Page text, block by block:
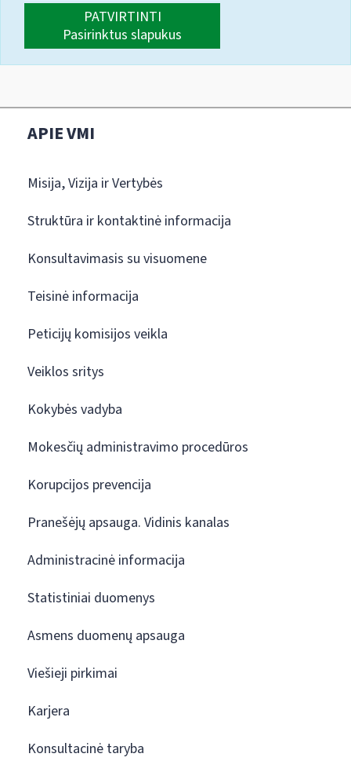
PATVIRTINTI
Pasirinktus slapukus
APIE VMI
Misija, Vizija ir Vertybės
Struktūra ir kontaktinė informacija
Konsultavimasis su visuomene
Teisinė informacija
Peticijų komisijos veikla
Veiklos sritys
Kokybės vadyba
Mokesčių administravimo procedūros
Korupcijos prevencija
Pranešėjų apsauga. Vidinis kanalas
Administracinė informacija
Statistiniai duomenys
Asmens duomenų apsauga
Viešieji pirkimai
Karjera
Konsultacinė taryba